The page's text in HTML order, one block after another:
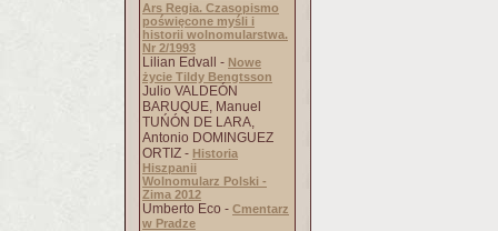
Ars Regia. Czasopismo
poświęcone myśli i
historii wolnomularstwa.
Nr 2/1993
Lilian Edvall - Nowe
życie Tildy Bengtsson
Julio VALDEÓN
BARUQUE, Manuel
TUŃÓN DE LARA,
Antonio DOMINGUEZ
ORTIZ - Historia
Hiszpanii
Wolnomularz Polski -
Zima 2012
Umberto Eco - Cmentarz
w Pradze